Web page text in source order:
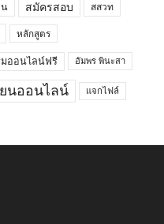
น สมัครสอบ สสวท
หลักสูตร
มออนไลน์ฟรี อัมพร พินะสา
ยนออนไลน์ แจกไฟล์